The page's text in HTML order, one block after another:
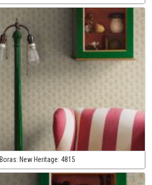
Boras: New Heritage: 4815